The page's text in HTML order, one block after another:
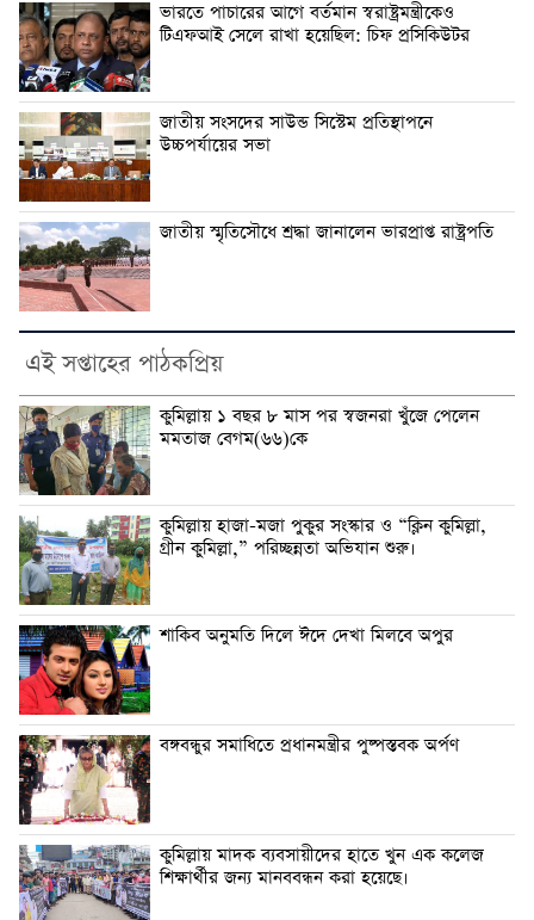
ভারতে পাচারের আগে বর্তমান স্বরাষ্ট্রমন্ত্রীকেও
টিএফআই সেলে রাখা হয়েছিল: চিফ প্রসিকিউটর
জাতীয় সংসদের সাউন্ড সিস্টেম প্রতিস্থাপনে
উচ্চপর্যায়ের সভা
জাতীয় স্মৃতিসৌধে শ্রদ্ধা জানালেন ভারপ্রাপ্ত রাষ্ট্রপতি
এই সপ্তাহের পাঠকপ্রিয়
কুমিল্লায় ১ বছর ৮ মাস পর স্বজনরা খুঁজে পেলেন
মমতাজ বেগম(৬৬)কে
কুমিল্লায় হাজা-মজা পুকুর সংস্কার ও “ক্লিন কুমিল্লা,
গ্রীন কুমিল্লা,” পরিচ্ছন্নতা অভিযান শুরু।
শাকিব অনুমতি দিলে ঈদে দেখা মিলবে অপুর
বঙ্গবন্ধুর সমাধিতে প্রধানমন্ত্রীর পুষ্পস্তবক অর্পণ
কুমিল্লায় মাদক ব্যবসায়ীদের হাতে খুন এক কলেজ
শিক্ষার্থীর জন্য মানববন্ধন করা হয়েছে।